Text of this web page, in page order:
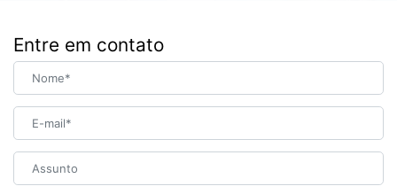
Entre em contato